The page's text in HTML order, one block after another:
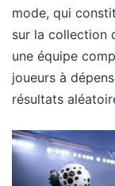
mode, qui
sur la collection
une équipe
joueurs à
résultats